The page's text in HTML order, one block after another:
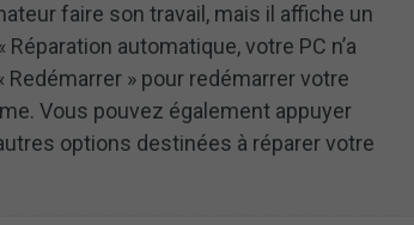
faire son travail, mais il affiche un
automatique, votre PC n’a
» pour redémarrer votre
Vous pouvez également appuyer
options destinées à réparer votre